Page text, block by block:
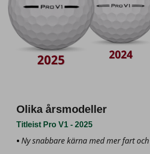
2025 2024
Olika årsmodeller
Titleist Pro V1 - 2025
Ny snabbare kärna med mer fart